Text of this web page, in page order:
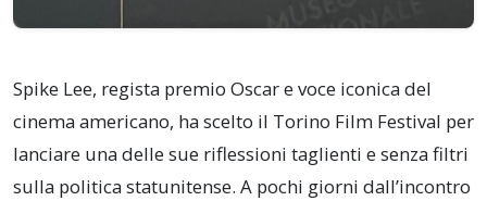
Spike Lee, regista premio Oscar e voce iconica del
cinema americano, ha scelto il Torino Film Festival per
lanciare una delle sue riflessioni taglienti e senza filtri
sulla politica statunitense. A pochi giorni dall’incontro